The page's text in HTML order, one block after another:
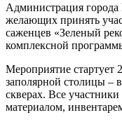
Администрация
желающих принять
саженцев «Зеленый
комплексной
Мероприятие стартует
заполярной столицы –
скверах. Все
материалом,